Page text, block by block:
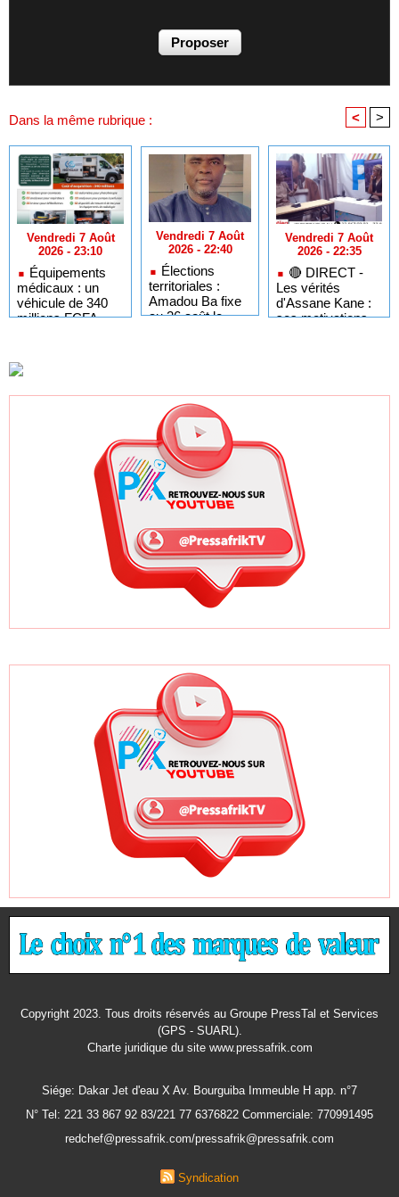
Dans la même rubrique : < >
Vendredi 7 Août
2026 - 23:10
Équipements
médicaux : un
véhicule de 340
millions FCFA
Sénégal
Vendredi 7 Août
2026 - 22:40
Élections
territoriales :
Amadou Ba fixe
au 26 août le
Vendredi 7 Août
2026 - 22:35
🔴​ DIRECT -
Les vérités
d'Assane Kane :
ses motivations,
Copyright 2023. Tous droits réservés au Groupe PressTal et Services
(GPS - SUARL).
Charte juridiquedu site www.pressafrik.com
Siége: Dakar Jet d'eau X Av. Bourguiba Immeuble H app. n°7
N° Tel: 221 33 867 92 83/221 77 6376822 Commerciale: 770991495
redchef@pressafrik.com/pressafrik@pressafrik.com
Syndication